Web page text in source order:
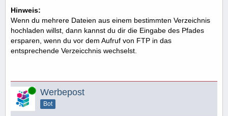
Hinweis:
Wenn du mehrere Dateien aus einem bestimmten Verzeichnis
hochladen willst, dann kannst du dir die Eingabe des Pfades
ersparen, wenn du vor dem Aufruf von FTP in das
entsprechende Verzeicchnis wechselst.
Online Werbepost
Bot